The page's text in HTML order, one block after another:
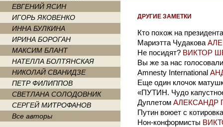
ЕВГЕНИЙ ЯСИН
ИГОРЬ ЯКОВЕНКО
ИННА БУЛКИНА
ИРИНА БОРОГАН
МАКСИМ БЛАНТ
НАТЕЛЛА БОЛТЯНСКАЯ
НИКОЛАЙ СВАНИДЗЕ
ПЕТР ФИЛИППОВ
СВЕТЛАНА СОЛОДОВНИК
СЕРГЕЙ МИТРОФАНОВ
Все авторы
ДРУГИЕ ЗАМЕТКИ
Кто похож на
Мариэтта Чудакова
Не посидят? ВИКТОР
Вы же за нас голосовали
Amnesty International
Еще один клочок
«ПУТИН. Чудо
Дуплетом АЛЕКСАНДР
Путин воюет с
Нон-конформисты